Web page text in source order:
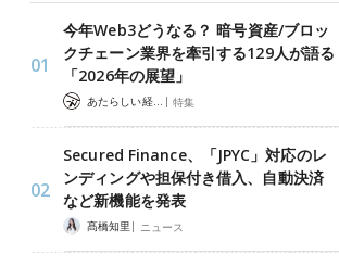
今年Web3どうなる？ 暗号資産/ブロッ
クチェーン業界を牽引する129人が語る
「2026年の展望」
あたらしい経済 編集部 | 特集
Secured Finance、「JPYC」対応のレ
ンディングや担保付き借入、自動決済
など新機能を発表
髙橋知里 | ニュース